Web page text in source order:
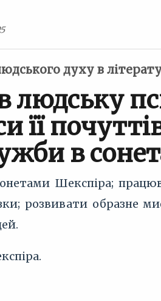
духу в
людську
її
в
Шекспіра;
розвивати образне